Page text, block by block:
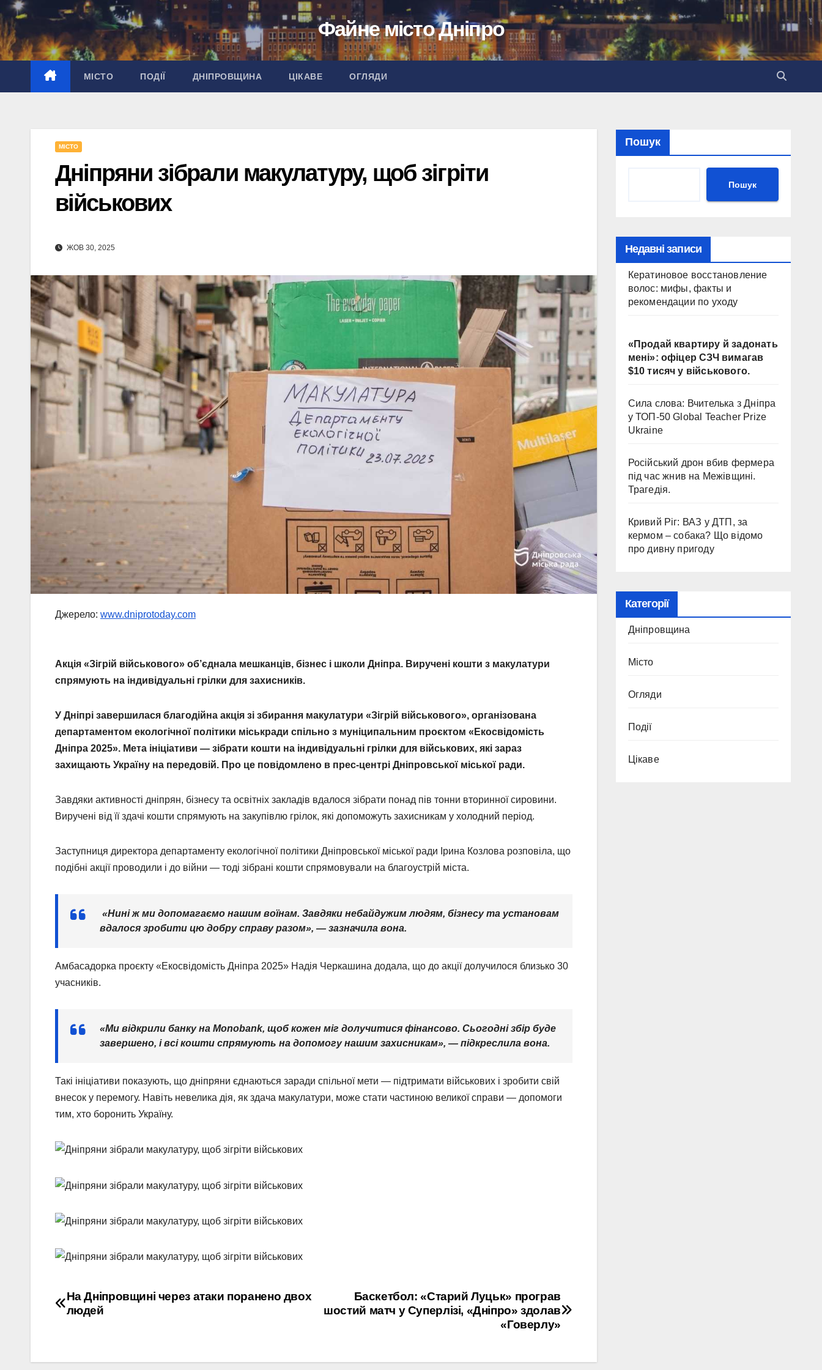
Перейти
до
вмісту
Файне місто Дніпро
МІСТО ПОДІЇ ДНІПРОВЩИНА ЦІКАВЕ ОГЛЯДИ
МІСТО
Дніпряни зібрали макулатуру, щоб зігріти
військових
ЖОВ 30, 2025
Джерело: www.dniprotoday.com
Акція «Зігрій військового» об’єднала мешканців, бізнес і школи Дніпра. Виручені кошти з макулатури
спрямують на індивідуальні грілки для захисників.
У Дніпрі завершилася благодійна акція зі збирання макулатури «Зігрій військового», організована
департаментом екологічної політики міськради спільно з муніципальним проєктом «Екосвідомість
Дніпра 2025». Мета ініціативи — зібрати кошти на індивідуальні грілки для військових, які зараз
захищають Україну на передовій. Про це повідомлено в прес-центрі Дніпровської міської ради.
Завдяки активності дніпрян, бізнесу та освітніх закладів вдалося зібрати понад пів тонни вторинної сировини.
Виручені від її здачі кошти спрямують на закупівлю грілок, які допоможуть захисникам у холодний період.
Заступниця директора департаменту екологічної політики Дніпровської міської ради Ірина Козлова розповіла, що
подібні акції проводили і до війни — тоді зібрані кошти спрямовували на благоустрій міста.
«Нині ж ми допомагаємо нашим воїнам. Завдяки небайдужим людям, бізнесу та установам
вдалося зробити цю добру справу разом», — зазначила вона.
Амбасадорка проєкту «Екосвідомість Дніпра 2025» Надія Черкашина додала, що до акції долучилося близько 30
учасників.
«Ми відкрили банку на Monobank, щоб кожен міг долучитися фінансово. Сьогодні збір буде
завершено, і всі кошти спрямують на допомогу нашим захисникам», — підкреслила вона.
Такі ініціативи показують, що дніпряни єднаються заради спільної мети — підтримати військових і зробити свій
внесок у перемогу. Навіть невелика дія, як здача макулатури, може стати частиною великої справи — допомоги
тим, хто боронить Україну.
Навігація
Баскетбол: «Старий Луцьк» програв
шостий матч у Суперлізі, «Дніпро» здолав
«Говерлу»
На Дніпровщині через атаки поранено двох
людей
Пошук
Пошук
Недавні записи
Кератиновое восстановление
волос: мифы, факты и
рекомендации по уходу
«Продай квартиру й задонать
мені»: офіцер СЗЧ вимагав
$10 тисяч у військового.
Сила слова: Вчителька з Дніпра
у ТОП-50 Global Teacher Prize
Ukraine
Російський дрон вбив фермера
під час жнив на Межівщині.
Трагедія.
Кривий Ріг: ВАЗ у ДТП, за
кермом – собака? Що відомо
про дивну пригоду
Категорії
Дніпровщина
Місто
Огляди
Події
Цікаве